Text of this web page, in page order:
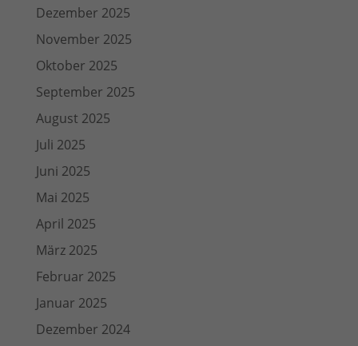
Dezember 2025
November 2025
Oktober 2025
September 2025
August 2025
Juli 2025
Juni 2025
Mai 2025
April 2025
März 2025
Februar 2025
Januar 2025
Dezember 2024